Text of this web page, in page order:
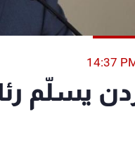
14:37
يسلّم